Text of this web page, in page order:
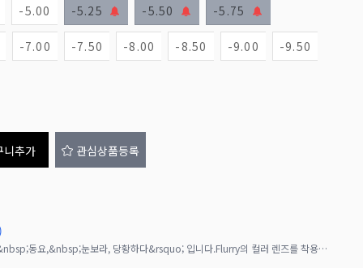
-5.00 -5.25 -5.50 -5.75
-7.00 -7.50 -8.00 -8.50 -9.00 -9.50
니추가 관심상품등록
Flurry의 의미는, &lsquo;휘몰아치는,혼란,&nbsp;동요,&nbsp;눈보라, 당황하다&rsquo; 입니다.Flurry의 컬러 렌즈를 착용한 여성의 눈동자가 이성의 마음을